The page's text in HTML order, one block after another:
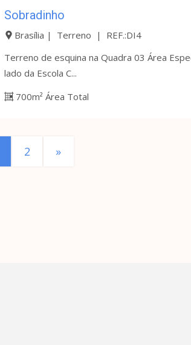
Sobradinho
Brasília | Terreno | REF.:DI4
Terreno de esquina na Quadra 03 Área
lado da Escola C...
700m² Área Total
2 »